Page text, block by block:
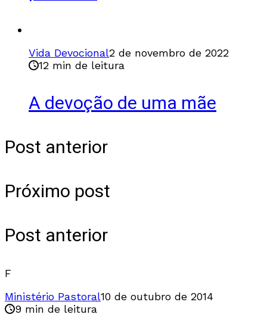
Vida Devocional2 de novembro de 2022
12 min de leitura
A devoção de uma mãe
Post anterior
Próximo post
Post anterior
F
Ministério Pastoral10 de outubro de 2014
9 min de leitura